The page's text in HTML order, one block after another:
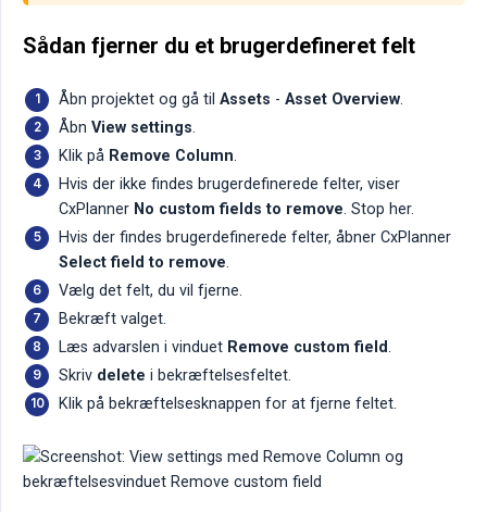
Sådan fjerner du et brugerdefineret felt
Åbn projektet og gå til Assets - Asset Overview.
Åbn View settings.
Klik på Remove Column.
Hvis der ikke findes brugerdefinerede felter, viser
CxPlanner No custom fields to remove. Stop her.
Hvis der findes brugerdefinerede felter, åbner CxPlanner
Select field to remove.
Vælg det felt, du vil fjerne.
Bekræft valget.
Læs advarslen i vinduet Remove custom field.
Skriv delete i bekræftelsesfeltet.
Klik på bekræftelsesknappen for at fjerne feltet.